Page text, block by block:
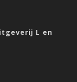
L en